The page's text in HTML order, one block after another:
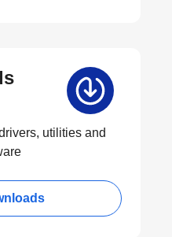
utilities and